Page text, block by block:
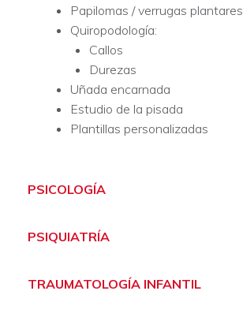
Papilomas / verrugas plantares
Quiropodología:
Callos
Durezas
Uñada encarnada
Estudio de la pisada
Plantillas personalizadas
PSICOLOGÍA
PSIQUIATRÍA
TRAUMATOLOGÍA INFANTIL